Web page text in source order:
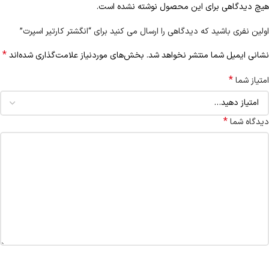
هیچ دیدگاهی برای این محصول نوشته نشده است.
اولین نفری باشید که دیدگاهی را ارسال می کنید برای “انگشتر کارتیر اسپرت”
نشانی ایمیل شما منتشر نخواهد شد. بخش‌های موردنیاز علامت‌گذاری شده‌اند*
امتیاز شما*
دیدگاه شما*